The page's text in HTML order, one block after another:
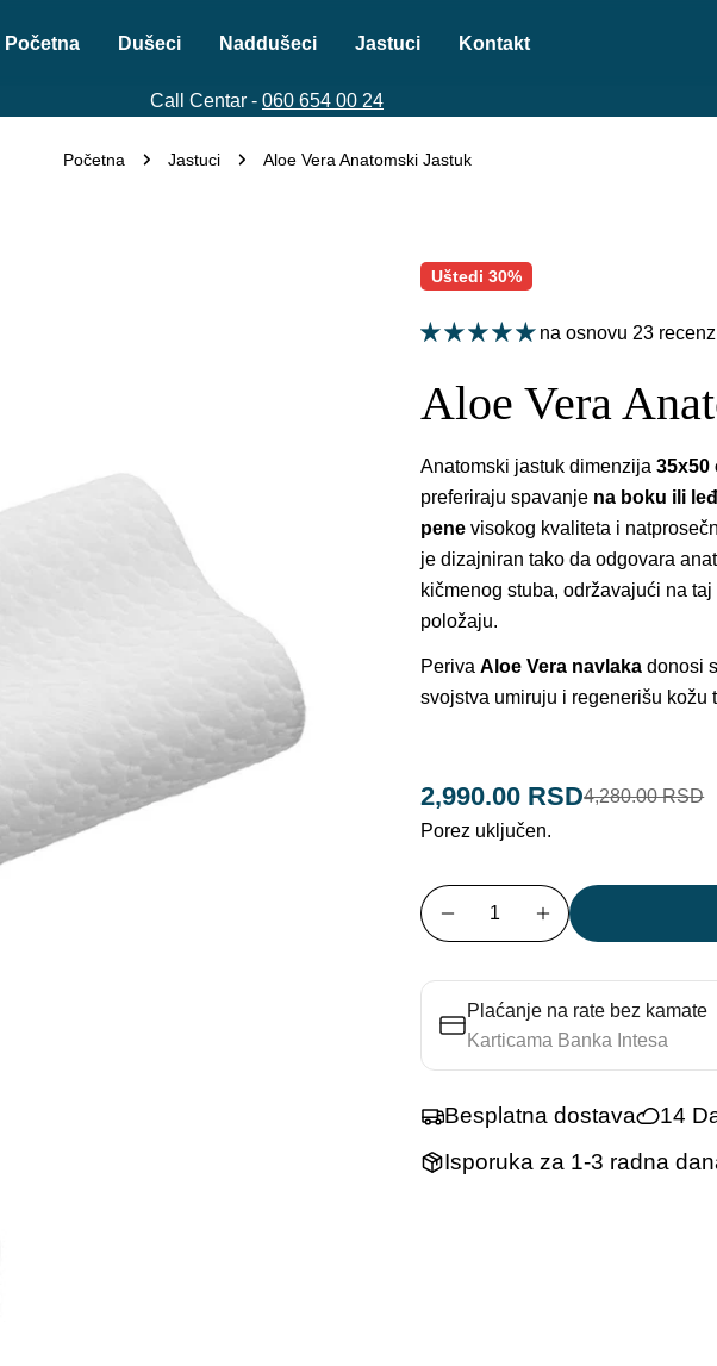
Početna Dušeci Naddušeci Jastuci Kontakt
Call Centar - 060 654 00 24
Početna Jastuci Aloe Vera Anatomski Jastuk
Uštedi 30%
na osnovu 23
Aloe Vera
Anatomski jastuk dimenzija35x50
preferiraju spavanje na boku ili
pene visokog kvaliteta i
je dizajniran tako da odgovara
kičmenog stuba, održavajući na
položaju.
PerivaAloe Vera navlaka donosi
svojstva umiruju i regenerišu kožu
Prodajna
cijena
2,990.00 RSD
Standardna
cena
4,280.00 RSD
Porez uključen.
Količina
SMANJI KOLIČINU ZA
POVEĆAJ
Plaćanje na rate bez kamate
Karticama Banka Intesa
Besplatna dostava
14
Isporuka za 1-3 radna